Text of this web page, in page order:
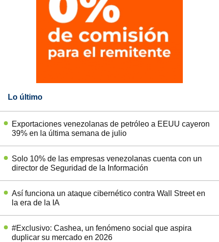
Lo último
Exportaciones venezolanas de petróleo a EEUU cayeron
39% en la última semana de julio
Solo 10% de las empresas venezolanas cuenta con un
director de Seguridad de la Información
Así funciona un ataque cibernético contra Wall Street en
la era de la IA
#Exclusivo: Cashea, un fenómeno social que aspira
duplicar su mercado en 2026